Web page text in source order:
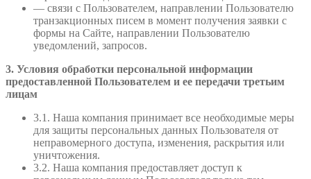
— связи с Пользователем, направлении Пользователю
транзакционных писем в момент получения заявки с
формы на Сайте, направлении Пользователю
уведомлений, запросов.
3. Условия обработки персональной информации
предоставленной Пользователем и ее передачи третьим
лицам
3.1. Наша компания принимает все необходимые меры
для защиты персональных данных Пользователя от
неправомерного доступа, изменения, раскрытия или
уничтожения.
3.2. Наша компания предоставляет доступ к